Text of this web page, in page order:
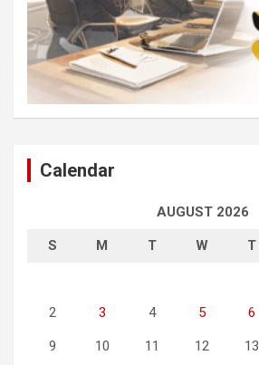
Calendar
AUGUST 2026
S M T W T
2 3 4 5 6
9 10 11 12 13